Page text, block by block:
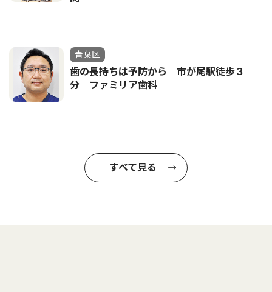
青葉区
歯の長持ちは予防から 市が尾駅徒歩３
分 ファミリア歯科
すべて見る